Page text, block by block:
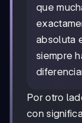
que
absoluta
siempre
Por otro
con